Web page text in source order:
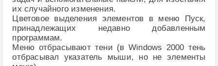
их случайного изменения.
Цветовое выделения элементов в меню Пуск,
принадлежащих недавно добавленным
программам.
Меню отбрасывают тени (в Windows 2000 тень
отбрасывал указатель мыши, но не элементы